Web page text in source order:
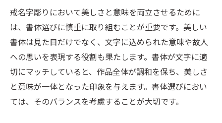
戒名字彫りにおいて美しさと意味を両立させるために
は、書体選びに慎重に取り組むことが重要です。美しい
書体は見た目だけでなく、文字に込められた意味や故人
への思いを表現する役割も果たします。書体が文字に適
切にマッチしていると、作品全体が調和を保ち、美しさ
と意味が一体となった印象を与えます。書体選びにおい
ては、そのバランスを考慮することが大切です。